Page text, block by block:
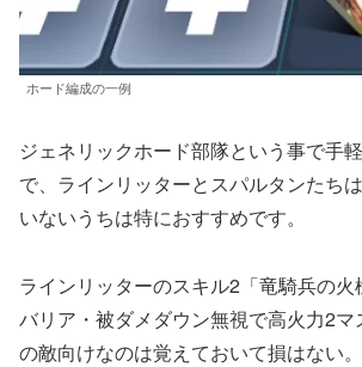
ホード編成の一例
ジェネリックホード部隊という事で手
で、ラインリッターとスパルタンたち
いないうちは特におすすめです。
ラインリッターのスキル2「竜騎兵の火
バリア・被ダメダウン無視で高火力2
の敵向けなのは覚えておいて損はない。